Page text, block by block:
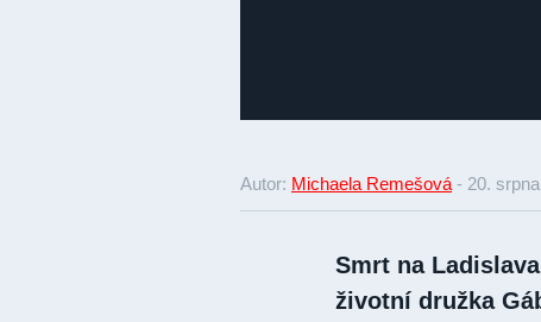
Autor: Michaela Remešová - 20.
Smrt na
životní družka